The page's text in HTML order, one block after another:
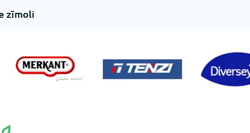
zīmoli